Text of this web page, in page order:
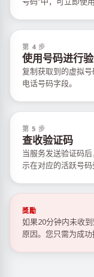
第 4 步
使用号码进行
复制获取到的虚拟
电话号码字段。
第 5 步
查收验证码
当服务发送验证码
示在对应的活跃号码
獎勵
如果20分钟内未收
原因。您只需为成功